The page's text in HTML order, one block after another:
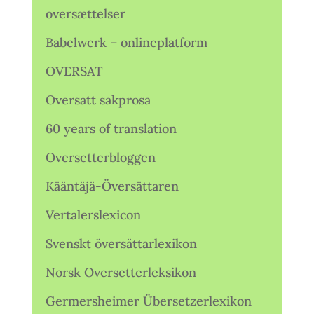
oversættelser
Babelwerk – onlineplatform
OVERSAT
Oversatt sakprosa
60 years of translation
Oversetterbloggen
Kääntäjä-Översättaren
Vertalerslexicon
Svenskt översättarlexikon
Norsk Oversetterleksikon
Germersheimer Übersetzerlexikon